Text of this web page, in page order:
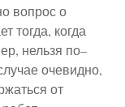
вопрос о
тогда, когда
нельзя по–
очевидно,
от